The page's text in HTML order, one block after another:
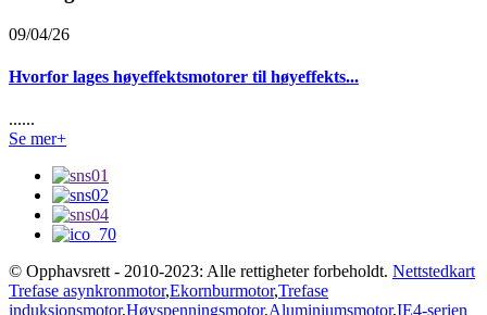
09/04/26
Hvorfor lages høyeffektsmotorer til høyeffekts...
......
Se mer+
© Opphavsrett - 2010-2023: Alle rettigheter forbeholdt. Nettstedkart
Trefase asynkronmotor,Ekornburmotor,Trefase
induksjonsmotor,Høyspenningsmotor,Aluminiumsmotor,IE4-serien